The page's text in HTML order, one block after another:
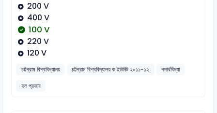
200 V
400 V
100 V
220 V
120 V
চট্টগ্রাম বিশ্ববিদ্যালয় চট্টগ্রাম বিশ্ববিদ্যালয় ক ইউনিট ২০১১-১২
পদার্থবিদ্যা
হল প্রভাব